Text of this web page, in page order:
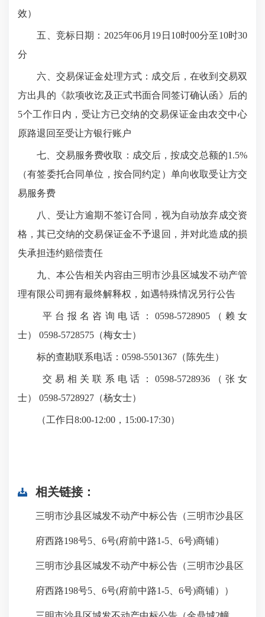
效）
五、竞标日期：2025年06月19日10时00分至10时30
分
六、交易保证金处理方式：成交后，在收到交易双
方出具的《款项收讫及正式书面合同签订确认函》后的
5个工作日内，受让方已交纳的交易保证金由农交中心
原路退回至受让方银行账户
七、交易服务费收取：成交后，按成交总额的1.5%
（有签委托合同单位，按合同约定）单向收取受让方交
易服务费
八、受让方逾期不签订合同，视为自动放弃成交资
格，其已交纳的交易保证金不予退回，并对此造成的损
失承担违约赔偿责任
九、本公告相关内容由三明市沙县区城发不动产管
理有限公司拥有最终解释权，如遇特殊情况另行公告
平台报名咨询电话：0598-5728905（赖女
士）
0598-5728575（梅女士）
标的查勘联系电话：0598-5501367（陈先生）
交易相关联系电话：0598-5728936（张女
士）
0598-5728927（杨女士）
（工作日8:00-12:00，15:00-17:30）
相关链接：
三明市沙县区城发不动产中标公告（三明市沙县区
府西路198号5、6号(府前中路1-5、6号)商铺）
三明市沙县区城发不动产中标公告（三明市沙县区
府西路198号5、6号(府前中路1-5、6号)商铺））